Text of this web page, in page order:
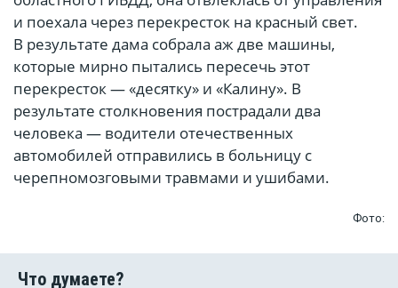
и поехала через перекресток на красный свет.
В результате дама собрала аж две машины,
которые мирно пытались пересечь этот
перекресток — «десятку» и «Калину». В
результате столкновения пострадали два
человека — водители отечественных
автомобилей отправились в больницу с
черепномозговыми травмами и ушибами.
Фото: